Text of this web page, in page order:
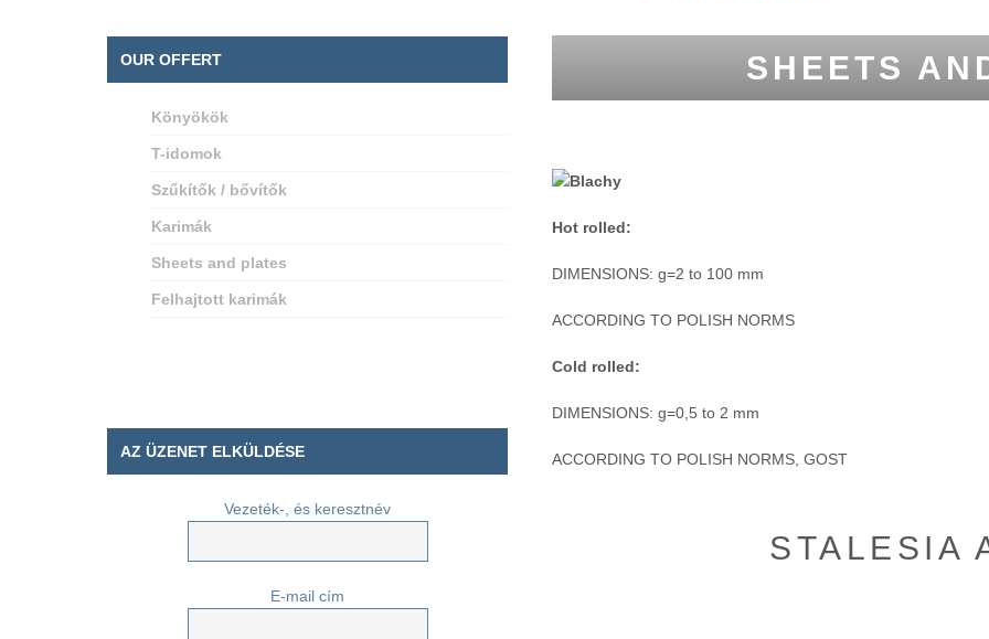
OUR OFFERT
Könyökök
T-idomok
Szűkítők / bővítők
Karimák
Sheets and plates
Felhajtott karimák
AZ ÜZENET ELKÜLDÉSE
Vezeték-, és keresztnév
E-mail cím
SHEETS
Hot rolled:
DIMENSIONS: g=2 to 100 mm
ACCORDING TO POLISH NORMS
Cold rolled:
DIMENSIONS: g=0,5 to 2 mm
ACCORDING TO POLISH NORMS, GOST
STALESIA